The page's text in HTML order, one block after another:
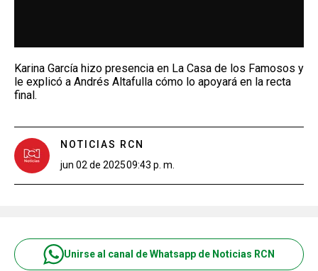
Karina García hizo presencia en La Casa de los Famosos y
le explicó a Andrés Altafulla cómo lo apoyará en la recta
final.
NOTICIAS RCN
jun 02 de 202509:43 p. m.
Unirse al canal de Whatsapp de Noticias RCN